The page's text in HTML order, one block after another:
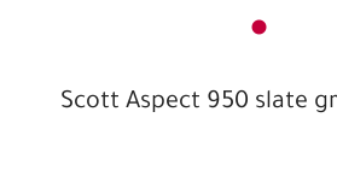
Scott Aspect 950 slate